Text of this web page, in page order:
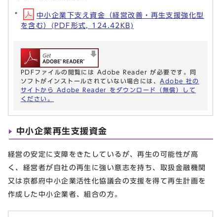
中小企業下支え資金（経営改善・再生支援強化型
を含む）(PDF形式, 124.42KB)
PDFファイルの閲覧には Adobe Reader が必要です。同
ソフトがインストールされていない場合には、 Adobe 社の
サイトから Adobe Reader をダウンロード（無償）して
ください。
中小企業再生支援資金
経営の安定に支障をきたしているが、再生の可能性が高
く、経営者が自社の再生に強い意志を持ち、取扱金融機関
又は京都府中小企業活性化協議会の支援を得て再生計画を
作成した中小企業者、組合の方。